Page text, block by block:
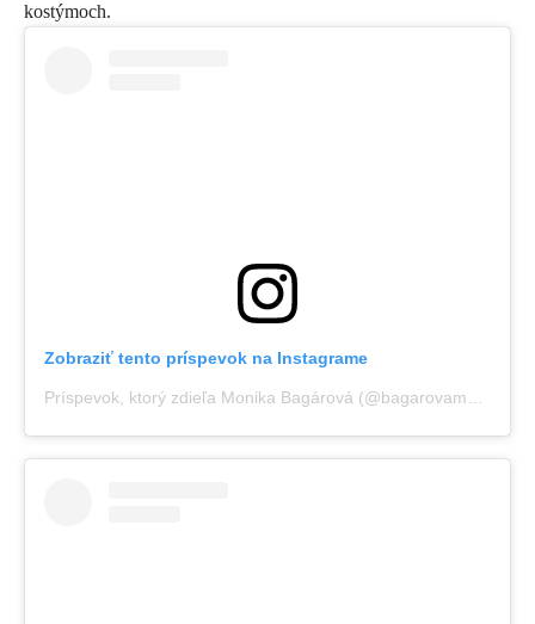
kostýmoch.
Zobraziť tento príspevok na Instagrame
Príspevok, ktorý zdieľa Monika Bagárová (@bagarovamonika)